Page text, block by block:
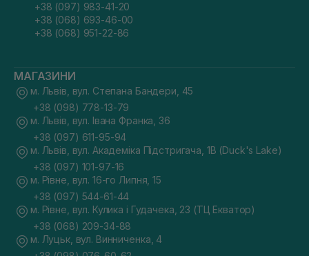
+38 (097) 983-41-20
+38 (068) 693-46-00
+38 (068) 951-22-86
МАГАЗИНИ
м. Львів, вул. Степана Бандери, 45
+38 (098) 778-13-79
м. Львів, вул. Івана Франка, 36
+38 (097) 611-95-94
м. Львів, вул. Академіка Підстригача, 1В (Duck's Lake)
+38 (097) 101-97-16
м. Рівне, вул. 16-го Липня, 15
+38 (097) 544-61-44
м. Рівне, вул. Кулика і Гудачека, 23 (ТЦ Екватор)
+38 (068) 209-34-88
м. Луцьк, вул. Винниченка, 4